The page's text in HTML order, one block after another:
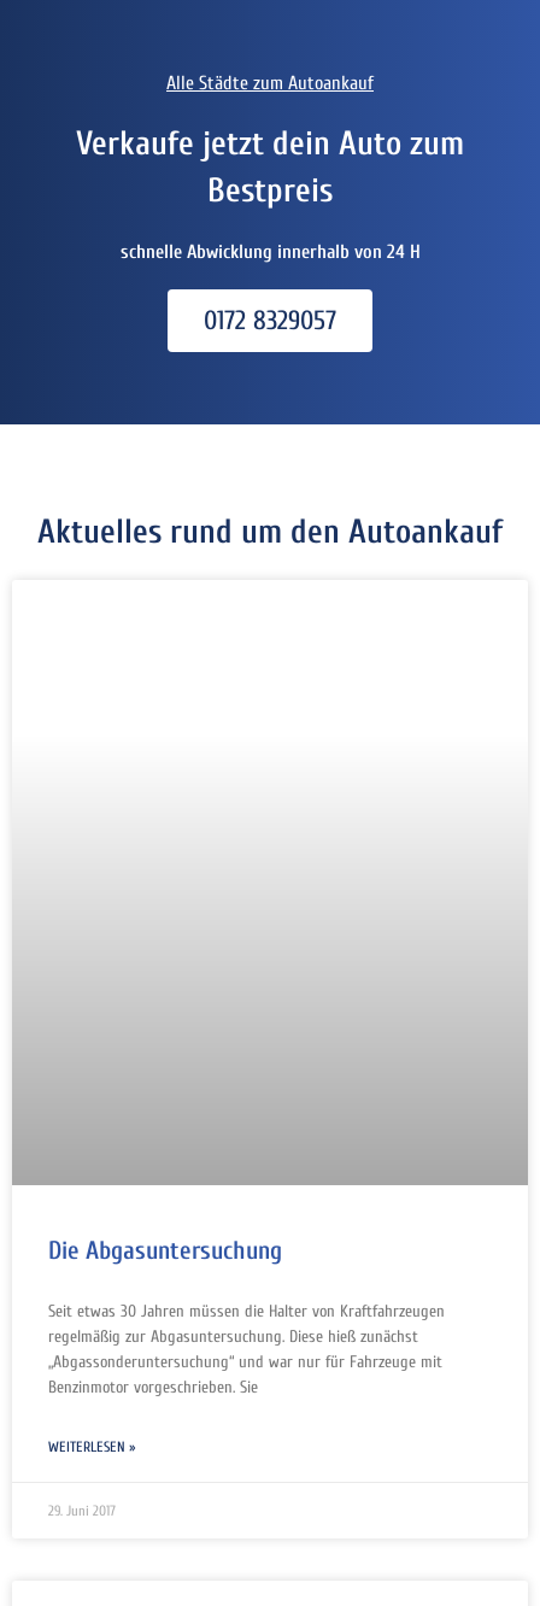
Alle Städte zum Autoankauf
Verkaufe jetzt dein Auto zum
Bestpreis
schnelle Abwicklung innerhalb von 24 H
0172 8329057
Aktuelles rund um den Autoankauf
Die Abgasuntersuchung
Seit etwas 30 Jahren müssen die Halter von Kraftfahrzeugen
regelmäßig zur Abgasuntersuchung. Diese hieß zunächst
„Abgassonderuntersuchung“ und war nur für Fahrzeuge mit
Benzinmotor vorgeschrieben. Sie
WEITERLESEN »
29. Juni 2017